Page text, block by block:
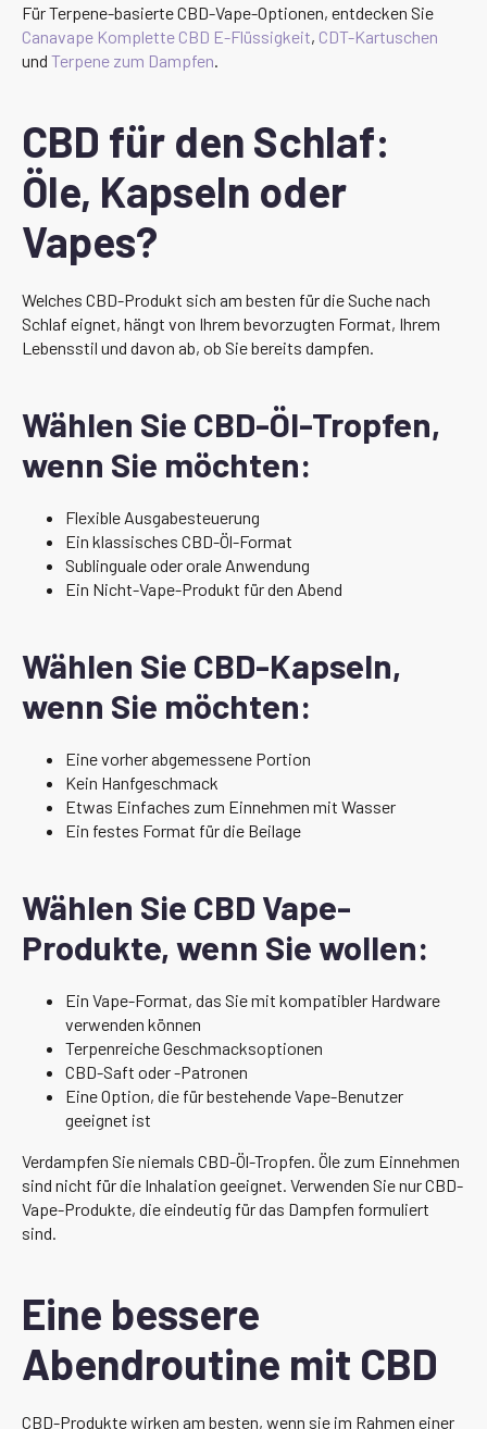
Für Terpene-basierte CBD-Vape-Optionen, entdecken Sie
Canavape Komplette CBD E-Flüssigkeit, CDT-Kartuschen
und Terpene zum Dampfen.
CBD für den Schlaf:
Öle, Kapseln oder
Vapes?
Welches CBD-Produkt sich am besten für die Suche nach
Schlaf eignet, hängt von Ihrem bevorzugten Format, Ihrem
Lebensstil und davon ab, ob Sie bereits dampfen.
Wählen Sie CBD-Öl-Tropfen,
wenn Sie möchten:
Flexible Ausgabesteuerung
Ein klassisches CBD-Öl-Format
Sublinguale oder orale Anwendung
Ein Nicht-Vape-Produkt für den Abend
Wählen Sie CBD-Kapseln,
wenn Sie möchten:
Eine vorher abgemessene Portion
Kein Hanfgeschmack
Etwas Einfaches zum Einnehmen mit Wasser
Ein festes Format für die Beilage
Wählen Sie CBD Vape-
Produkte, wenn Sie wollen:
Ein Vape-Format, das Sie mit kompatibler Hardware
verwenden können
Terpenreiche Geschmacksoptionen
CBD-Saft oder -Patronen
Eine Option, die für bestehende Vape-Benutzer
geeignet ist
Verdampfen Sie niemals CBD-Öl-Tropfen. Öle zum Einnehmen
sind nicht für die Inhalation geeignet. Verwenden Sie nur CBD-
Vape-Produkte, die eindeutig für das Dampfen formuliert
sind.
Eine bessere
Abendroutine mit CBD
CBD-Produkte wirken am besten, wenn sie im Rahmen einer